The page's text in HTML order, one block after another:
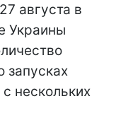
августа в
Украины
нескольких